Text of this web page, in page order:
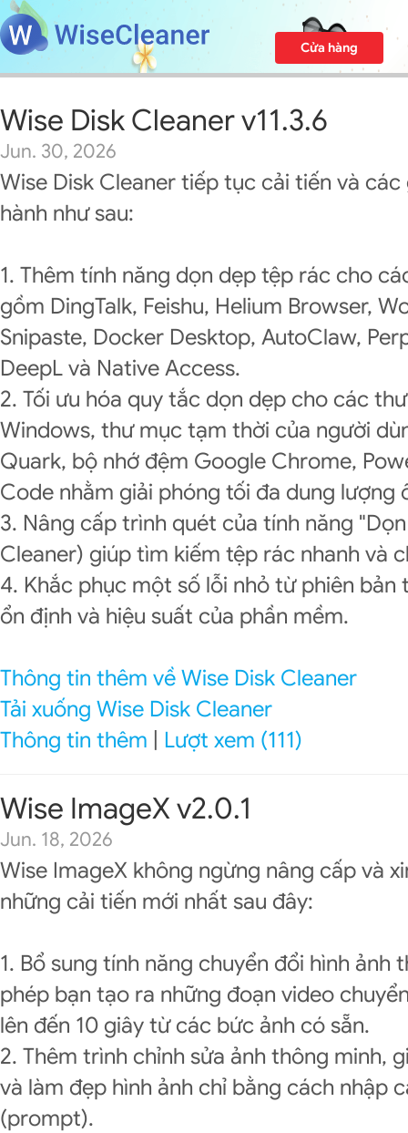
Cửa hàng
Wise Disk Cleaner v11.3.6
Jun. 30, 2026
Wise Disk Cleaner tiếp tục cải tiến và
hành như sau:
1. Thêm tính năng dọn dẹp tệp rác cho
gồm DingTalk, Feishu, Helium Browser,
Snipaste, Docker Desktop, AutoClaw,
DeepL và Native Access.
2. Tối ưu hóa quy tắc dọn dẹp cho các
Windows, thư mục tạm thời của người
Quark, bộ nhớ đệm Google Chrome,
Code nhằm giải phóng tối đa dung lượng
3. Nâng cấp trình quét của tính năng
Cleaner) giúp tìm kiếm tệp rác nhanh và
4. Khắc phục một số lỗi nhỏ từ phiên
ổn định và hiệu suất của phần mềm.
Thông tin thêm về Wise Disk Cleaner
Tải xuống Wise Disk Cleaner
Thông tin thêm
Lượt xem (111)
Wise ImageX v2.0.1
Jun. 18, 2026
Wise ImageX không ngừng nâng cấp và
những cải tiến mới nhất sau đây:
1. Bổ sung tính năng chuyển đổi hình ảnh
phép bạn tạo ra những đoạn video
lên đến 10 giây từ các bức ảnh có sẵn.
2. Thêm trình chỉnh sửa ảnh thông minh,
và làm đẹp hình ảnh chỉ bằng cách nhập
(prompt).